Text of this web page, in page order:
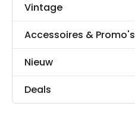
Vintage
Accessoires & Promo's
Nieuw
Deals